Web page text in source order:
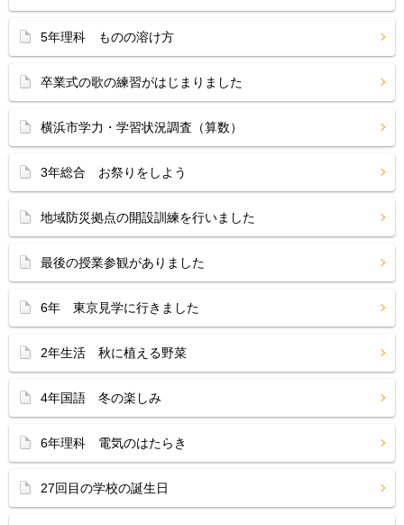
5年理科 ものの溶け方
卒業式の歌の練習がはじまりました
横浜市学力・学習状況調査（算数）
3年総合 お祭りをしよう
地域防災拠点の開設訓練を行いました
最後の授業参観がありました
6年 東京見学に行きました
2年生活 秋に植える野菜
4年国語 冬の楽しみ
6年理科 電気のはたらき
27回目の学校の誕生日